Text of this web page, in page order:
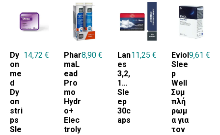
ZZZQUIL
Dy
on
me
d
Dy
on
stri
ps
Sle
14,72 €
Phar
maL
ead
Pro
mo
Hydr
o+
Elec
troly
8,90 €
Lan
es
3,2,
1…
Sle
ep
30c
aps
11,25 €
Eviol
Slee
p
Well
Συμ
πλή
ρωμ
α για
τον
9,61 €